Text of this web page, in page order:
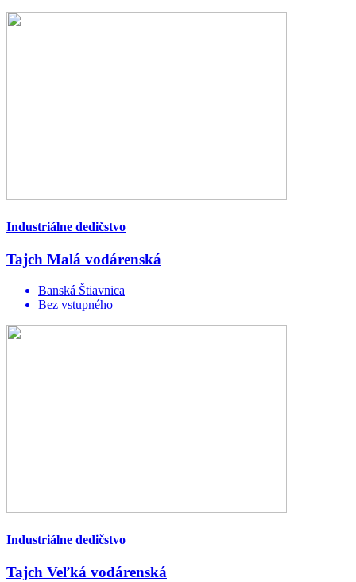
Industriálne dedičstvo
Tajch Malá vodárenská
Banská Štiavnica
Bez vstupného
Industriálne dedičstvo
Tajch Veľká vodárenská